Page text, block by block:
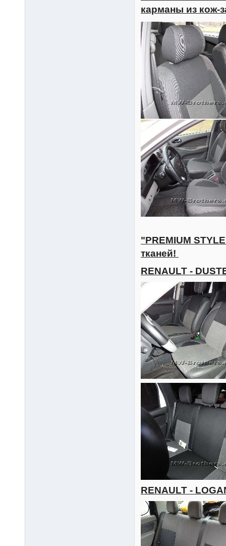
карманы из кож-
"PREMIUM
тканей!
RENAULT -
RENAULT -